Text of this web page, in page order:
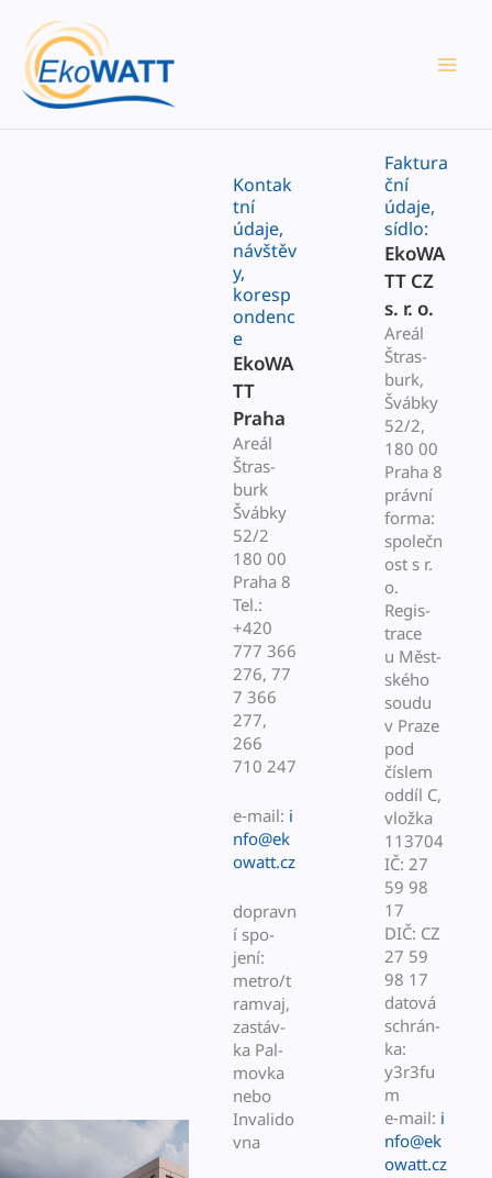
obsah
Faktura
ční
údaje,
sídlo:
EkoWA
TT CZ
s. r. o.
Areál
Štras­
burk,
Švábky
52/2,
180 00
Pra­ha 8
právní
for­ma:
společn
ost s r.
o.
Reg­is­
trace
u Měst­
ského
soudu
v Praze
pod
číslem
odd­íl C,
vlož­ka
113704
IČ: 27
59 98
17
DIČ: CZ
27 59
98 17
datová
schrán­
ka:
y3r3fu
m
e‑mail: i
nfo@ek
owatt.cz
Kontak
tní
údaje,
návštěv
y,
koresp
ondenc
e
EkoWA
TT
Praha
Areál
Štras­
burk
Švábky
52/2
180 00
Pra­ha 8
Tel.:
+420
777 366
276, 77
7 366
277,
266
710 247
e‑mail: i
nfo@ek
owatt.cz
dopravn
í spo­
jení:
metro/t
ramvaj,
zastáv­
ka Pal­
mov­ka
nebo
Invalido
vna